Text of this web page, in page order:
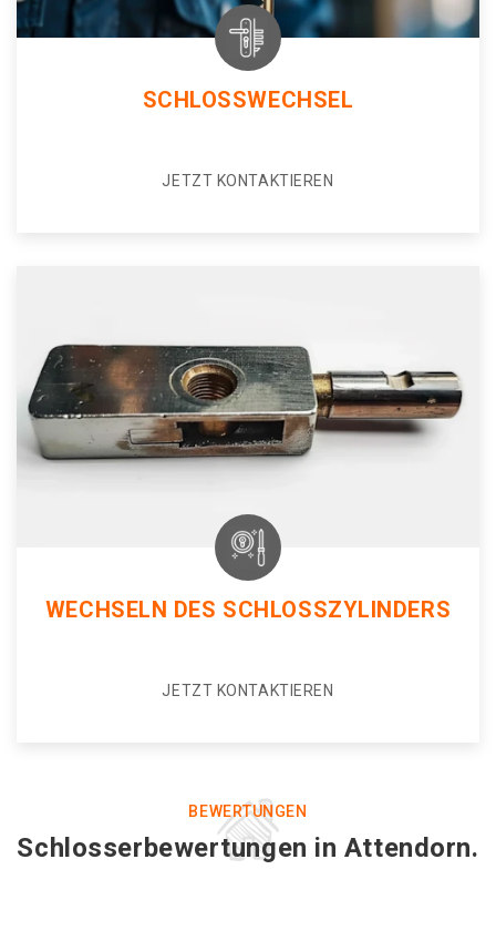
SCHLOSSWECHSEL
JETZT KONTAKTIEREN
WECHSELN DES SCHLOSSZYLINDERS
JETZT KONTAKTIEREN
BEWERTUNGEN
Schlosserbewertungen in Attendorn.